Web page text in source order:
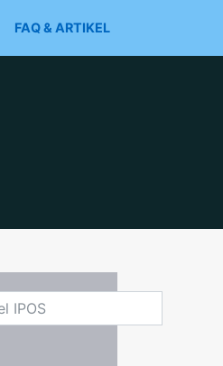
FAQ & ARTIKEL